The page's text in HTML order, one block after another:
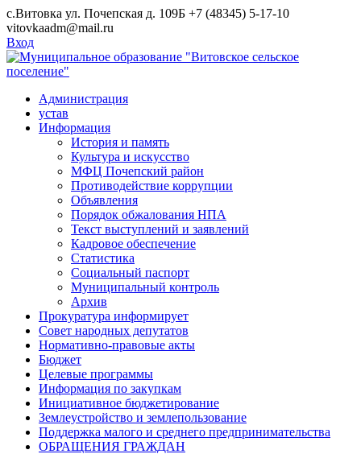
Skip
to
content
с.Витовка ул. Почепская д. 109Б +7 (48345) 5-17-10
vitovkaadm@mail.ru
Вход
Администрация
устав
Информация
История и память
Культура и искусство
МФЦ Почепский район
Противодействие коррупции
Объявления
Порядок обжалования НПА
Текст выступлений и заявлений
Кадровое обеспечение
Статистика
Социальный паспорт
Муниципальный контроль
Архив
Прокуратура информирует
Совет народных депутатов
Нормативно-правовые акты
Бюджет
Целевые программы
Информация по закупкам
Инициативное бюджетирование
Землеустройство и землепользование
Поддержка малого и среднего предпринимательства
ОБРАЩЕНИЯ ГРАЖДАН